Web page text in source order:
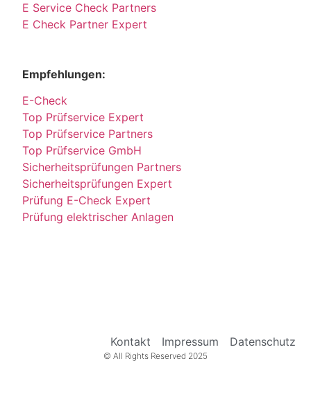
E Service Check Partners
E Check Partner Expert
Empfehlungen:
E-Check
Top Prüfservice Expert
Top Prüfservice Partners
Top Prüfservice GmbH
Sicherheitsprüfungen Partners
Sicherheitsprüfungen Expert
Prüfung E-Check Expert
Prüfung elektrischer Anlagen
Kontakt Impressum Datenschutz
© All Rights Reserved 2025